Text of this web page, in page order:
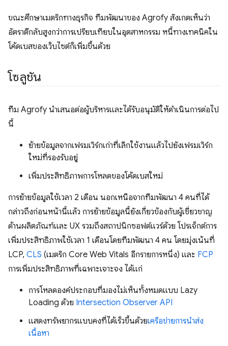
ขณะศึกษาเมตริกทางธุรกิจ ทีมพัฒนาของ Agrofy สังเกตเห็นว่า
อัตราตีกลับสูงกว่าการเปรียบเทียบในอุตสาหกรรม หนี้ทางเทคนิคใน
โค้ดเบสของเว็บไซต์ก็เพิ่มขึ้นด้วย
โซลูชัน
ทีม Agrofy นำเสนอต่อผู้บริหารและได้รับอนุมัติให้ดำเนินการต่อไป
นี้
ย้ายข้อมูลจากเฟรมเวิร์กเก่าที่เลิกใช้งานแล้วไปยังเฟรมเวิร์ก
ใหม่ที่รองรับอยู่
เพิ่มประสิทธิภาพการโหลดของโค้ดเบสใหม่
การย้ายข้อมูลใช้เวลา 2 เดือน นอกเหนือจากทีมพัฒนา 4 คนที่ได้
กล่าวถึงก่อนหน้านี้แล้ว การย้ายข้อมูลนี้ยังเกี่ยวข้องกับผู้เชี่ยวชาญ
ด้านผลิตภัณฑ์และ UX รวมถึงสถาปนิกซอฟต์แวร์ด้วย โปรเจ็กต์การ
เพิ่มประสิทธิภาพใช้เวลา 1 เดือนโดยทีมพัฒนา 4 คน โดยมุ่งเน้นที่
LCP, CLS (เมตริก Core Web Vitals อีกรายการหนึ่ง) และ FCP
การเพิ่มประสิทธิภาพที่เฉพาะเจาะจง ได้แก่
การโหลดองค์ประกอบที่มองไม่เห็นทั้งหมดแบบ Lazy
Loading ด้วย Intersection Observer API
แสดงทรัพยากรแบบคงที่ได้เร็วขึ้นด้วยเครือข่ายการนำส่ง
เนื้อหา